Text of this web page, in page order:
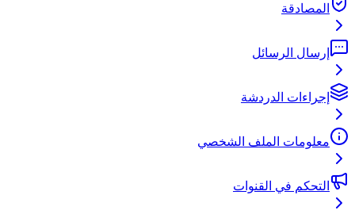
المصادقة
إرسال الرسائل
إجراءات الدردشة
معلومات الملف الشخصي
التحكم في القنوات